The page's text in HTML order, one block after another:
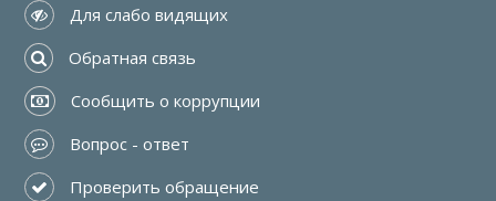
Для слабо видящих
Обратная связь
Сообщить о коррупции
Вопрос - ответ
Проверить обращение